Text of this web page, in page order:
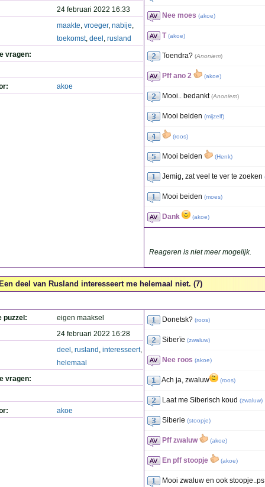
24 februari 2022 16:33
maakte, vroeger, nabije,
toekomst, deel , rusland
vragen:
akoe
Nee moes (akoe)
T (akoe)
Toendra? (Anoniem)
Pff ano 2 (akoe)
Mooi.. bedankt (Anoniem)
Mooi beiden (mijzelf)
(roos)
Mooi beiden (Henk)
Jemig, zat veel te ver te zoeken
Mooi beiden (moes)
Dank (akoe)
Reageren is niet meer mogelijk.
deel van Rusland interesseert me helemaal niet. (7)
puzzel:
eigen maaksel
24 februari 2022 16:28
deel , rusland , interesseert,
helemaal
vragen:
akoe
Donetsk? (roos)
Siberïe (zwaluw)
Nee roos (akoe)
Ach ja, zwaluw (roos)
Laat me Siberisch koud (zwaluw)
Siberie (stoopje)
Pff zwaluw (akoe)
En pff stoopje (akoe)
Mooi zwaluw en ook